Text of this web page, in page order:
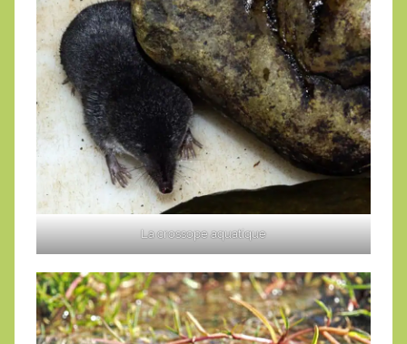
La crossope aquatique